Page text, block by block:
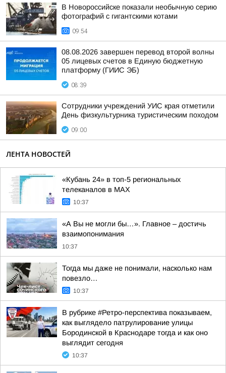
В Новороссийске показали необычную серию
фотографий с гигантскими котами
09:54
08.08.2026 завершен перевод второй волны
05 лицевых счетов в Единую бюджетную
платформу (ГИИС ЭБ)
08:39
Сотрудники учреждений УИС края отметили
День физкультурника туристическим походом
09:00
ЛЕНТА НОВОСТЕЙ
«Кубань 24» в топ-5 региональных
телеканалов в МАХ
10:37
«А Вы не могли бы…». Главное – достичь
взаимопонимания
10:37
Тогда мы даже не понимали, насколько нам
повезло…
10:37
В рубрике #Ретро-перспектива показываем,
как выглядело патрулирование улицы
Бородинской в Краснодаре тогда и как оно
выглядит сегодня
10:37